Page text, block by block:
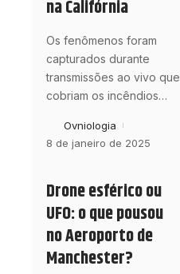
na Califórnia
Os fenômenos foram
capturados durante
transmissões ao vivo que
cobriam os incêndios…
Ovniologia
8 de janeiro de 2025
Drone esférico ou
UFO: o que pousou
no Aeroporto de
Manchester?